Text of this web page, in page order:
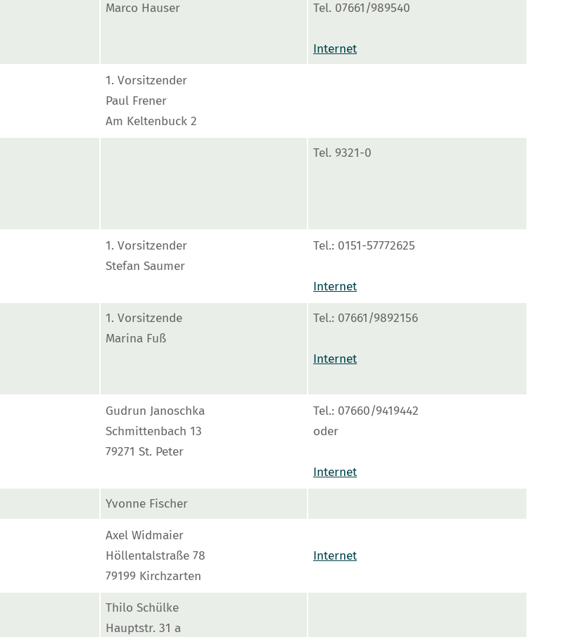
Marco Hauser Tel. 07661/989540
Internet
1. Vorsitzender
Paul Frener
Am Keltenbuck 2
Tel. 9321-0
1. Vorsitzender
Stefan Saumer
Tel.: 0151-57772625
Internet
1. Vorsitzende
Marina Fuß
Tel.: 07661/9892156
Internet
Gudrun Janoschka
Schmittenbach 13
79271 St. Peter
Tel.: 07660/9419442
oder
Internet
Yvonne Fischer
Axel Widmaier
Höllentalstraße 78
79199 Kirchzarten
Internet
Thilo Schülke
Hauptstr. 31 a